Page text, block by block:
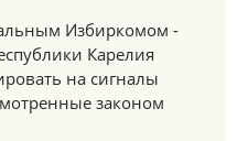
Избиркомом -
Карелия
на сигналы
законом